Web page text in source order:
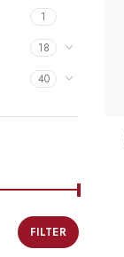
1
18
40
FILTER